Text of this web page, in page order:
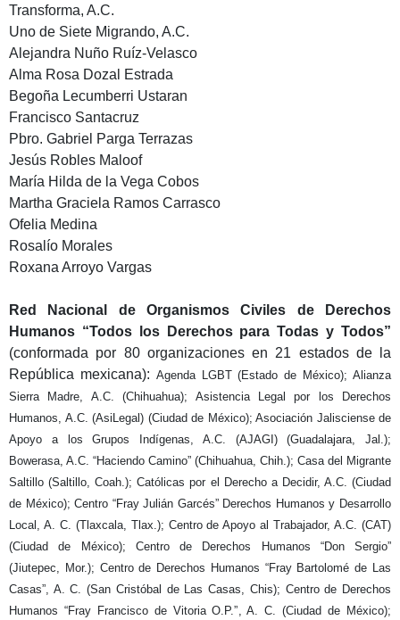
Transforma, A.C.
Uno de Siete Migrando, A.C.
Alejandra Nuño Ruíz-Velasco
Alma Rosa Dozal Estrada
Begoña Lecumberri Ustaran
Francisco Santacruz
Pbro. Gabriel Parga Terrazas
Jesús Robles Maloof
María Hilda de la Vega Cobos
Martha Graciela Ramos Carrasco
Ofelia Medina
Rosalío Morales
Roxana Arroyo Vargas
Red Nacional de Organismos Civiles de Derechos
Humanos “Todos los Derechos para Todas y Todos”
(conformada por 80 organizaciones en 21 estados de la
República mexicana): Agenda LGBT (Estado de México); Alianza
Sierra Madre, A.C. (Chihuahua); Asistencia Legal por los Derechos
Humanos, A.C. (AsiLegal) (Ciudad de México); Asociación Jalisciense de
Apoyo a los Grupos Indígenas, A.C. (AJAGI) (Guadalajara, Jal.);
Bowerasa, A.C. “Haciendo Camino” (Chihuahua, Chih.); Casa del Migrante
Saltillo (Saltillo, Coah.); Católicas por el Derecho a Decidir, A.C. (Ciudad
de México); Centro “Fray Julián Garcés” Derechos Humanos y Desarrollo
Local, A. C. (Tlaxcala, Tlax.); Centro de Apoyo al Trabajador, A.C. (CAT)
(Ciudad de México); Centro de Derechos Humanos “Don Sergio”
(Jiutepec, Mor.); Centro de Derechos Humanos “Fray Bartolomé de Las
Casas”, A. C. (San Cristóbal de Las Casas, Chis); Centro de Derechos
Humanos “Fray Francisco de Vitoria O.P.”, A. C. (Ciudad de México);